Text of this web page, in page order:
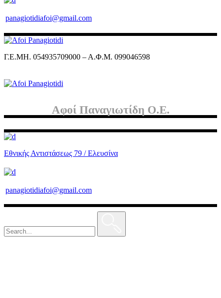
panagiotidiafoi@gmail.com
Γ.Ε.ΜΗ. 054935709000 – Α.Φ.Μ. 099046598
Αφοί Παναγιωτίδη Ο.Ε.
Εθνικής Αντιστάσεως 79 / Ελευσίνα
panagiotidiafoi@gmail.com